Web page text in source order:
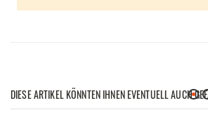
DIESE ARTIKEL KÖNNTEN IHNEN EVENTUELL AUCH